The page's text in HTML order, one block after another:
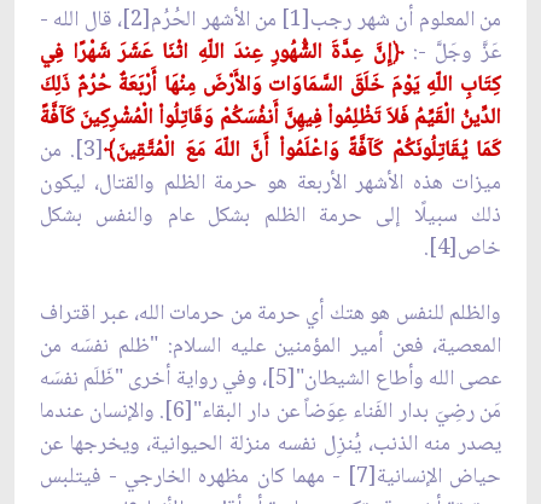
من المعلوم أن شهر رجب[1] من الأشهر الحُرُم[2]، قال الله -
عَزَّ وجَلَّ -:﴿إِنَّ عِدَّةَ الشُّهُورِ عِندَ اللّهِ اثْنَا عَشَرَ شَهْرًا فِي
كِتَابِ اللّهِ يَوْمَ خَلَقَ السَّمَاوَات وَالأَرْضَ مِنْهَا أَرْبَعَةٌ حُرُمٌ ذَلِكَ
الدِّينُ الْقَيِّمُ فَلاَ تَظْلِمُواْ فِيهِنَّ أَنفُسَكُمْ وَقَاتِلُواْ الْمُشْرِكِينَ كَآفَّةً
كَمَا يُقَاتِلُونَكُمْ كَآفَّةً وَاعْلَمُواْ أَنَّ اللّهَ مَعَ الْمُتَّقِينَ﴾
[3]. من
ميزات هذه الأشهر الأربعة هو حرمة الظلم والقتال، ليكون
ذلك سبيلًا إلى حرمة الظلم بشكل عام والنفس بشكل
خاص[4].
والظلم للنفس هو هتك أي حرمة من حرمات الله، عبر اقتراف
المعصية، فعن أمير المؤمنين عليه السلام: "ظلم نفسَه من
عصى الله وأطاع الشيطان"[5]، وفي رواية أخرى "ظَلَم نفسَه
مَن رضِيَ بدار الفَناء عِوَضاً عن دار البقاء"[6]. والإنسان عندما
يصدر منه الذنب، يُنزِل نفسه منزلة الحيوانية، ويخرجها عن
حياض الإنسانية[7] - مهما كان مظهره الخارجي - فيتلبس